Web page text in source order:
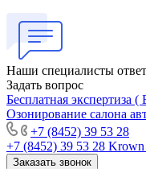
Наши специалисты
Задать вопрос
Бесплатная экспертиза (
Озонирование салона
+7 (8452) 39 53 28
+7 (8452) 39 53 28 Krown
Заказать звонок